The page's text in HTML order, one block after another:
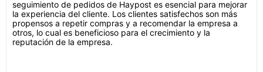
seguimiento de pedidos de Haypost es esencial para mejorar
la experiencia del cliente. Los clientes satisfechos son más
propensos a repetir compras y a recomendar la empresa a
otros, lo cual es beneficioso para el crecimiento y la
reputación de la empresa.